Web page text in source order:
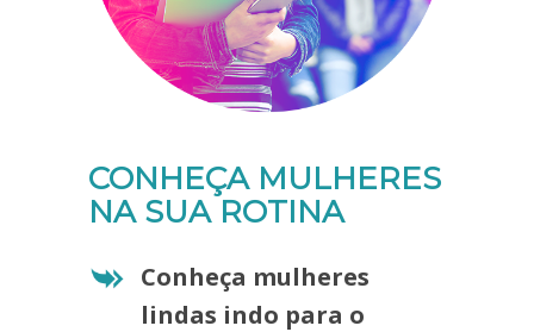
CONHEÇA MULHERES
NA SUA ROTINA
Conheça mulheres
lindas indo para o